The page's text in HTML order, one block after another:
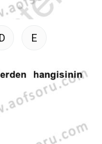
D E